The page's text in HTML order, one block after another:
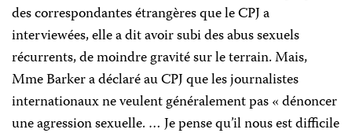
des correspondantes étrangères que le CPJ a
interviewées, elle a dit avoir subi des abus sexuels
récurrents, de moindre gravité sur le terrain. Mais,
Mme Barker a déclaré au CPJ que les journalistes
internationaux ne veulent généralement pas « dénoncer
une agression sexuelle. … Je pense qu’il nous est difficile